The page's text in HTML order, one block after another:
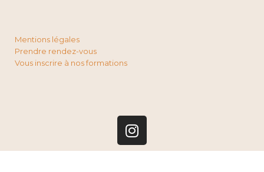
Mentions légales
Prendre rendez-vous
Vous inscrire à nos formations